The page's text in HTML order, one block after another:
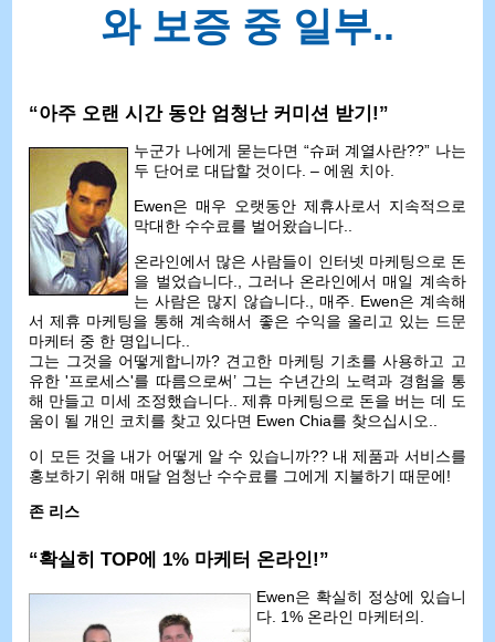
와 보증 중 일부..
“아주 오랜 시간 동안 엄청난 커미션 받기!”
누군가 나에게 묻는다면 “슈퍼 계열사란??” 나는
두 단어로 대답할 것이다. – 에원 치아.
Ewen은 매우 오랫동안 제휴사로서 지속적으로
막대한 수수료를 벌어왔습니다..
온라인에서 많은 사람들이 인터넷 마케팅으로 돈
을 벌었습니다., 그러나 온라인에서 매일 계속하
는 사람은 많지 않습니다., 매주. Ewen은 계속해
서 제휴 마케팅을 통해 계속해서 좋은 수익을 올리고 있는 드문
마케터 중 한 명입니다..
그는 그것을 어떻게합니까? 견고한 마케팅 기초를 사용하고 고
유한 '프로세스'를 따름으로써’ 그는 수년간의 노력과 경험을 통
해 만들고 미세 조정했습니다.. 제휴 마케팅으로 돈을 버는 데 도
움이 될 개인 코치를 찾고 있다면 Ewen Chia를 찾으십시오..
이 모든 것을 내가 어떻게 알 수 있습니까?? 내 제품과 서비스를
홍보하기 위해 매달 엄청난 수수료를 그에게 지불하기 때문에!
존 리스
“확실히 TOP에 1% 마케터 온라인!”
Ewen은 확실히 정상에 있습니
다. 1% 온라인 마케터의.